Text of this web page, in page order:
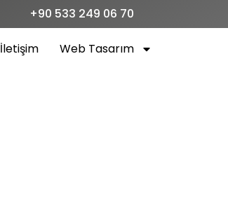
+90 533 249 06 70
İletişim Web Tasarım